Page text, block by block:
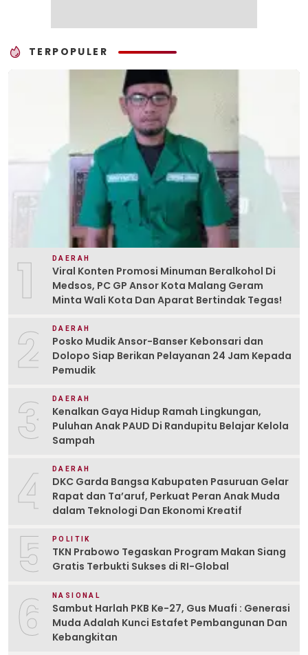
TERPOPULER
1 DAERAH
Viral Konten Promosi Minuman Beralkohol Di
Medsos, PC GP Ansor Kota Malang Geram
Minta Wali Kota Dan Aparat Bertindak Tegas!
2 DAERAH
Posko Mudik Ansor-Banser Kebonsari dan
Dolopo Siap Berikan Pelayanan 24 Jam Kepada
Pemudik
3 DAERAH
Kenalkan Gaya Hidup Ramah Lingkungan,
Puluhan Anak PAUD Di Randupitu Belajar Kelola
Sampah
4 DAERAH
DKC Garda Bangsa Kabupaten Pasuruan Gelar
Rapat dan Ta’aruf, Perkuat Peran Anak Muda
dalam Teknologi Dan Ekonomi Kreatif
5 POLITIK
TKN Prabowo Tegaskan Program Makan Siang
Gratis Terbukti Sukses di RI-Global
6 NASIONAL
Sambut Harlah PKB Ke-27, Gus Muafi : Generasi
Muda Adalah Kunci Estafet Pembangunan Dan
Kebangkitan